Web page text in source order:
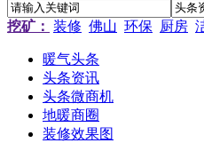
挖矿： 装修 佛山 环保 厨房
暖气头条
头条资讯
头条微商机
地暖商圈
装修效果图